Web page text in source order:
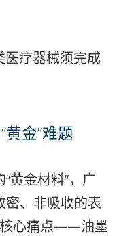
医疗器械须完成
金”难题
黄金材料”，广
密、非吸收的表
核心痛点——油墨